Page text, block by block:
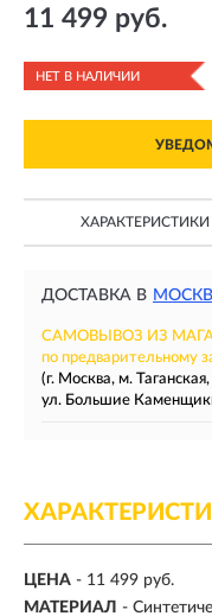
11 499 руб.
НЕТ В НАЛИЧИИ
ХАРАКТЕРИСТИКИ
ДОСТАВКА В
САМОВЫВОЗ ИЗ
по предварительному
(г. Москва, м. Таганская,
ул. Большие
ЦЕНА - 11 499 руб.
МАТЕРИАЛ -